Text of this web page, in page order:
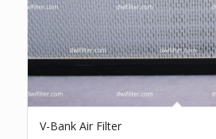
V-Bank Air Filter